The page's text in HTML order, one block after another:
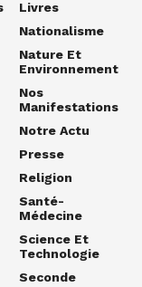
Livres
Nationalisme
Nature Et
Environnement
Nos
Manifestations
Notre Actu
Presse
Religion
Santé-
Médecine
Science Et
Technologie
Seconde